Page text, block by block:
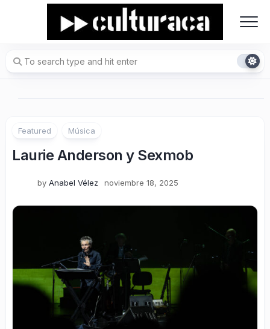
Featured Música
Laurie Anderson y Sexmob
by Anabel Vélez noviembre 18, 2025